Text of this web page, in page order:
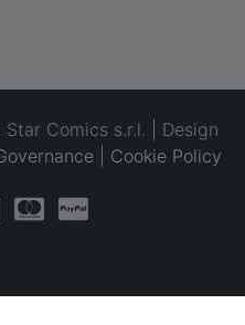
Comics s.r.l. | Design
Cookie Policy